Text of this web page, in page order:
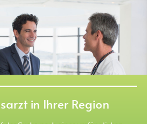
in Ihrer Region